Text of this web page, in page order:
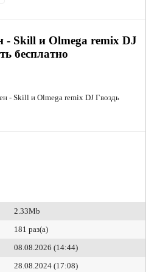
Skill и Olmega remix DJ
бесплатно
- Skill и Olmega remix DJ Гвоздь
2.33Mb
181 раз(а)
08.08.2026 (14:44)
28.08.2024 (17:08)